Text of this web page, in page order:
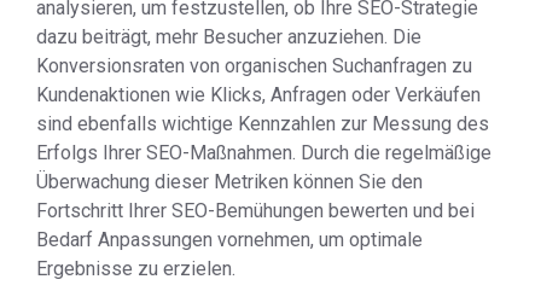
analysieren, um festzustellen, ob Ihre SEO-Strategie
dazu beiträgt, mehr Besucher anzuziehen. Die
Konversionsraten von organischen Suchanfragen zu
Kundenaktionen wie Klicks, Anfragen oder Verkäufen
sind ebenfalls wichtige Kennzahlen zur Messung des
Erfolgs Ihrer SEO-Maßnahmen. Durch die regelmäßige
Überwachung dieser Metriken können Sie den
Fortschritt Ihrer SEO-Bemühungen bewerten und bei
Bedarf Anpassungen vornehmen, um optimale
Ergebnisse zu erzielen.